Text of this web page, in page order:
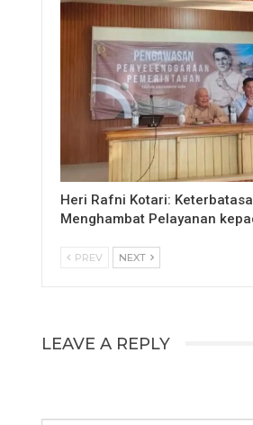
Heri Rafni Kotari:
Menghambat Pelayanan
PREV NEXT
LEAVE A REPLY